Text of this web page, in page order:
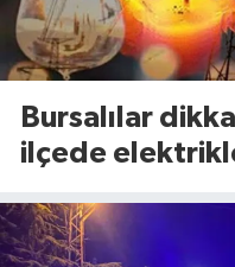
Bursalılar
ilçede